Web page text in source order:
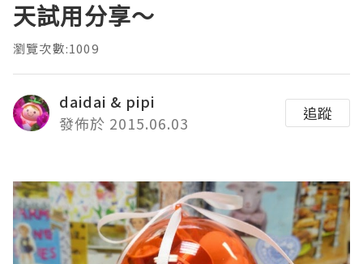
天試用分享～
瀏覽次數:1009
daidai & pipi
發佈於 2015.06.03
追蹤